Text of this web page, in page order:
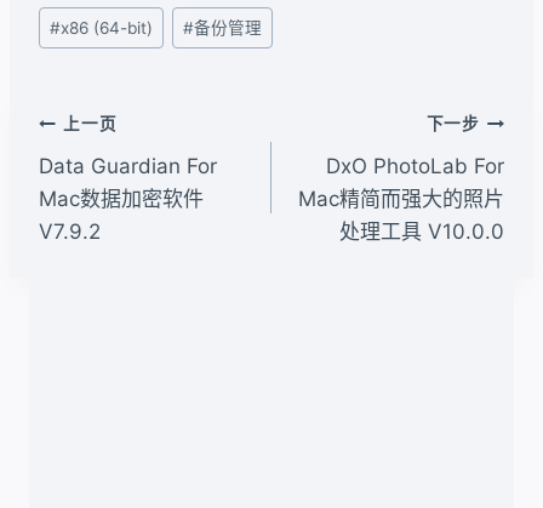
文
章
签：
#x86 (64-bit) #备份管理
文
章
导
航
上一页
Data Guardian For
Mac数据加密软件
V7.9.2
下一步
DxO PhotoLab For
Mac精简而强大的照片
处理工具 V10.0.0